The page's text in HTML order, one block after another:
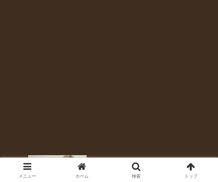
ツルツルのコバは美しい!コバの
メニュー ホーム 検索 トップ